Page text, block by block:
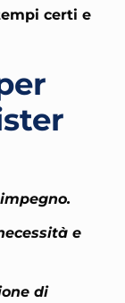
certi e
e
di